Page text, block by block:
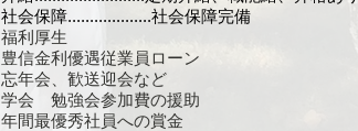
社会保障...................社会保障完備
福利厚生​
豊信金利優遇従業員ローン
忘年会、歓送迎会など
学会 勉強会参加費の援助
年間最優秀社員への賞金